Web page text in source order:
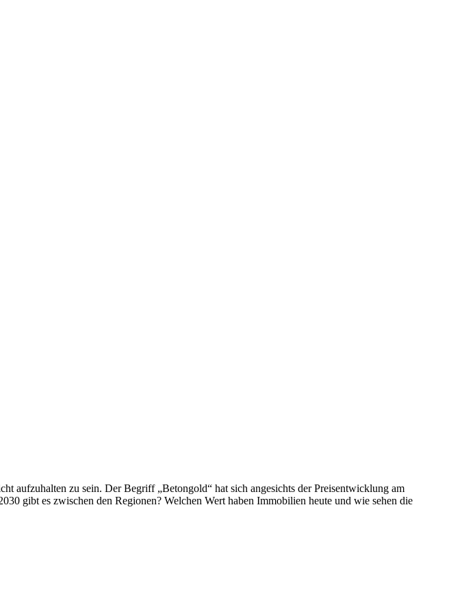
aufzuhalten zu sein. Der Begriff „Betongold“ hat sich angesichts der Preisentwicklung am
gibt es zwischen den Regionen? Welchen Wert haben Immobilien heute und wie sehen die